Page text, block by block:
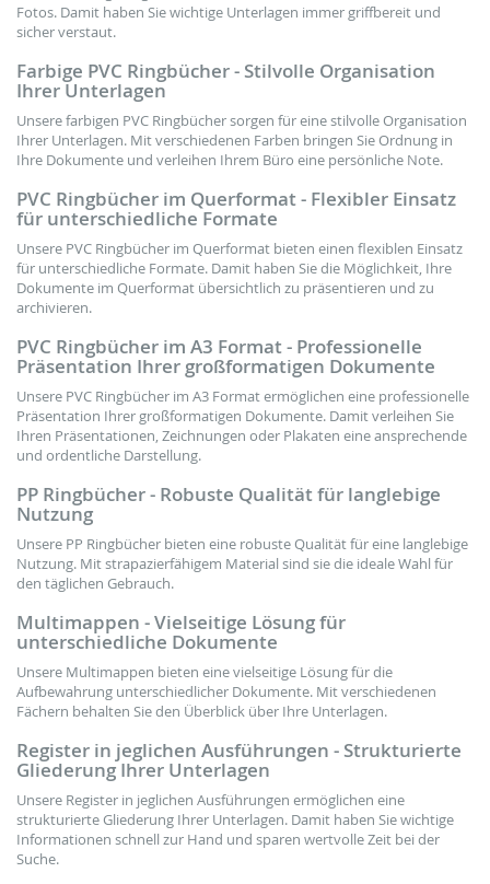
Fotos. Damit haben Sie wichtige Unterlagen immer griffbereit und
sicher verstaut.
Farbige PVC Ringbücher - Stilvolle Organisation
Ihrer Unterlagen
Unsere farbigen PVC Ringbücher sorgen für eine stilvolle Organisation
Ihrer Unterlagen. Mit verschiedenen Farben bringen Sie Ordnung in
Ihre Dokumente und verleihen Ihrem Büro eine persönliche Note.
PVC Ringbücher im Querformat - Flexibler Einsatz
für unterschiedliche Formate
Unsere PVC Ringbücher im Querformat bieten einen flexiblen Einsatz
für unterschiedliche Formate. Damit haben Sie die Möglichkeit, Ihre
Dokumente im Querformat übersichtlich zu präsentieren und zu
archivieren.
PVC Ringbücher im A3 Format - Professionelle
Präsentation Ihrer großformatigen Dokumente
Unsere PVC Ringbücher im A3 Format ermöglichen eine professionelle
Präsentation Ihrer großformatigen Dokumente. Damit verleihen Sie
Ihren Präsentationen, Zeichnungen oder Plakaten eine ansprechende
und ordentliche Darstellung.
PP Ringbücher - Robuste Qualität für langlebige
Nutzung
Unsere PP Ringbücher bieten eine robuste Qualität für eine langlebige
Nutzung. Mit strapazierfähigem Material sind sie die ideale Wahl für
den täglichen Gebrauch.
Multimappen - Vielseitige Lösung für
unterschiedliche Dokumente
Unsere Multimappen bieten eine vielseitige Lösung für die
Aufbewahrung unterschiedlicher Dokumente. Mit verschiedenen
Fächern behalten Sie den Überblick über Ihre Unterlagen.
Register in jeglichen Ausführungen - Strukturierte
Gliederung Ihrer Unterlagen
Unsere Register in jeglichen Ausführungen ermöglichen eine
strukturierte Gliederung Ihrer Unterlagen. Damit haben Sie wichtige
Informationen schnell zur Hand und sparen wertvolle Zeit bei der
Suche.